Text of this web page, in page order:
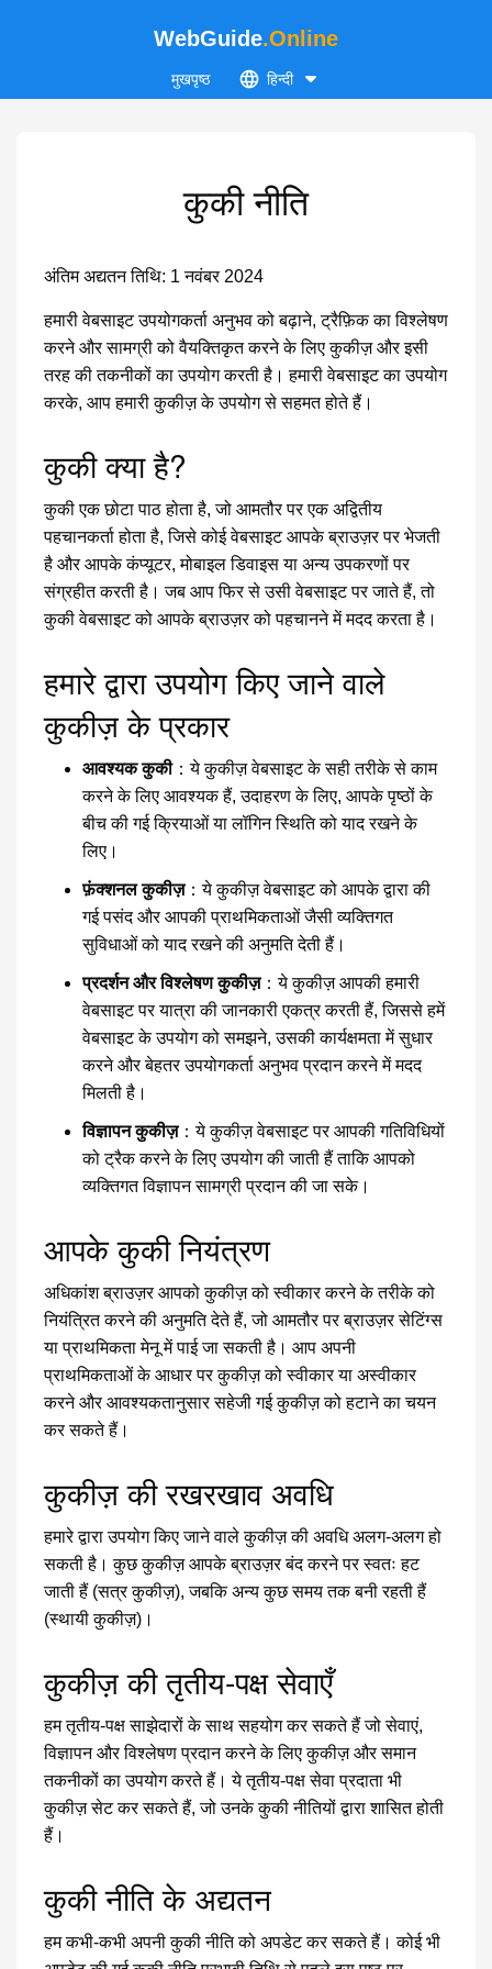
WebGuide.Online
मुखपृष्ठ हिन्दी
कुकी नीति
अंतिम अद्यतन तिथि: 1 नवंबर 2024
हमारी वेबसाइट उपयोगकर्ता अनुभव को बढ़ाने, ट्रैफ़िक का विश्लेषण
करने और सामग्री को वैयक्तिकृत करने के लिए कुकीज़ और इसी
तरह की तकनीकों का उपयोग करती है। हमारी वेबसाइट का उपयोग
करके, आप हमारी कुकीज़ के उपयोग से सहमत होते हैं।
कुकी क्या है?
कुकी एक छोटा पाठ होता है, जो आमतौर पर एक अद्वितीय
पहचानकर्ता होता है, जिसे कोई वेबसाइट आपके ब्राउज़र पर भेजती
है और आपके कंप्यूटर, मोबाइल डिवाइस या अन्य उपकरणों पर
संग्रहीत करती है। जब आप फिर से उसी वेबसाइट पर जाते हैं, तो
कुकी वेबसाइट को आपके ब्राउज़र को पहचानने में मदद करता है।
हमारे द्वारा उपयोग किए जाने वाले
कुकीज़ के प्रकार
आवश्यक कुकी：ये कुकीज़ वेबसाइट के सही तरीके से काम
करने के लिए आवश्यक हैं, उदाहरण के लिए, आपके पृष्ठों के
बीच की गई क्रियाओं या लॉगिन स्थिति को याद रखने के
लिए।
फ़ंक्शनल कुकीज़：ये कुकीज़ वेबसाइट को आपके द्वारा की
गई पसंद और आपकी प्राथमिकताओं जैसी व्यक्तिगत
सुविधाओं को याद रखने की अनुमति देती हैं।
प्रदर्शन और विश्लेषण कुकीज़：ये कुकीज़ आपकी हमारी
वेबसाइट पर यात्रा की जानकारी एकत्र करती हैं, जिससे हमें
वेबसाइट के उपयोग को समझने, उसकी कार्यक्षमता में सुधार
करने और बेहतर उपयोगकर्ता अनुभव प्रदान करने में मदद
मिलती है।
विज्ञापन कुकीज़：ये कुकीज़ वेबसाइट पर आपकी गतिविधियों
को ट्रैक करने के लिए उपयोग की जाती हैं ताकि आपको
व्यक्तिगत विज्ञापन सामग्री प्रदान की जा सके।
आपके कुकी नियंत्रण
अधिकांश ब्राउज़र आपको कुकीज़ को स्वीकार करने के तरीके को
नियंत्रित करने की अनुमति देते हैं, जो आमतौर पर ब्राउज़र सेटिंग्स
या प्राथमिकता मेनू में पाई जा सकती है। आप अपनी
प्राथमिकताओं के आधार पर कुकीज़ को स्वीकार या अस्वीकार
करने और आवश्यकतानुसार सहेजी गई कुकीज़ को हटाने का चयन
कर सकते हैं।
कुकीज़ की रखरखाव अवधि
हमारे द्वारा उपयोग किए जाने वाले कुकीज़ की अवधि अलग-अलग हो
सकती है। कुछ कुकीज़ आपके ब्राउज़र बंद करने पर स्वतः हट
जाती हैं (सत्र कुकीज़), जबकि अन्य कुछ समय तक बनी रहती हैं
(स्थायी कुकीज़)।
कुकीज़ की तृतीय-पक्ष सेवाएँ
हम तृतीय-पक्ष साझेदारों के साथ सहयोग कर सकते हैं जो सेवाएं,
विज्ञापन और विश्लेषण प्रदान करने के लिए कुकीज़ और समान
तकनीकों का उपयोग करते हैं। ये तृतीय-पक्ष सेवा प्रदाता भी
कुकीज़ सेट कर सकते हैं, जो उनके कुकी नीतियों द्वारा शासित होती
हैं।
कुकी नीति के अद्यतन
हम कभी-कभी अपनी कुकी नीति को अपडेट कर सकते हैं। कोई भी